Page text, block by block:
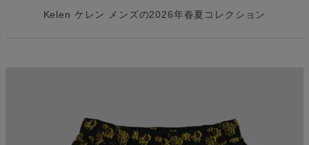
Kelen ケレン メンズの2026年春夏コレクション